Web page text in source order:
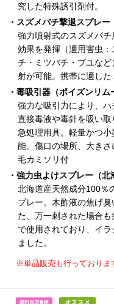
究した特殊誘引剤付。
・スズメバチ撃退スプレ
強力噴射式のスズメバ
効果を発揮（適用害虫
チ・ミツバチ・ブユな
射が可能。携帯に適し
・毒吸引器（ポイズンリム
強力な吸引力により、ハ
直接毒液や毒針を吸い
急処理用具。軽量かつ
能。傷口の場所、大き
毛カミソリ付
・強力虫よけスプレー（
北海道産天然成分100％
プレー。木酢液の焦げ
た、万一刺された場合
で使用されており、イ
ました。
※単品販売も行っておりま